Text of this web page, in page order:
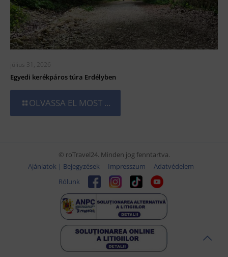
július 31, 2026
Egyedi kerékpáros túra Erdélyben
OLVASSA EL MOST ...
© roTravel24. Minden jog fenntartva.
Ajánlatok | Bejegyzések
Impresszum
Adatvédelem
Rólunk